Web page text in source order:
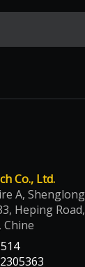
Co., Ltd.
A, Shenglong
Heping Road,
Chine